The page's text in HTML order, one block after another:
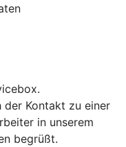
der Kontakt zu einer
in unserem
begrüßt.